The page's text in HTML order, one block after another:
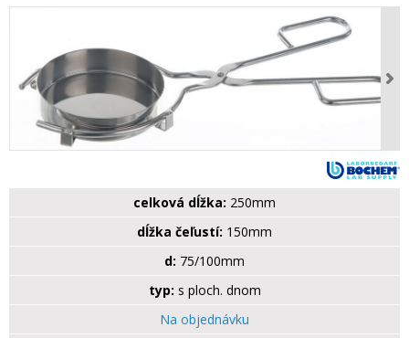
celková dĺžka: 250mm
dĺžka čeľustí: 150mm
d: 75/100mm
typ: s ploch. dnom
Na objednávku